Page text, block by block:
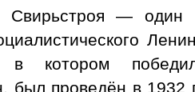
— один
в котором
был проведён в 1932